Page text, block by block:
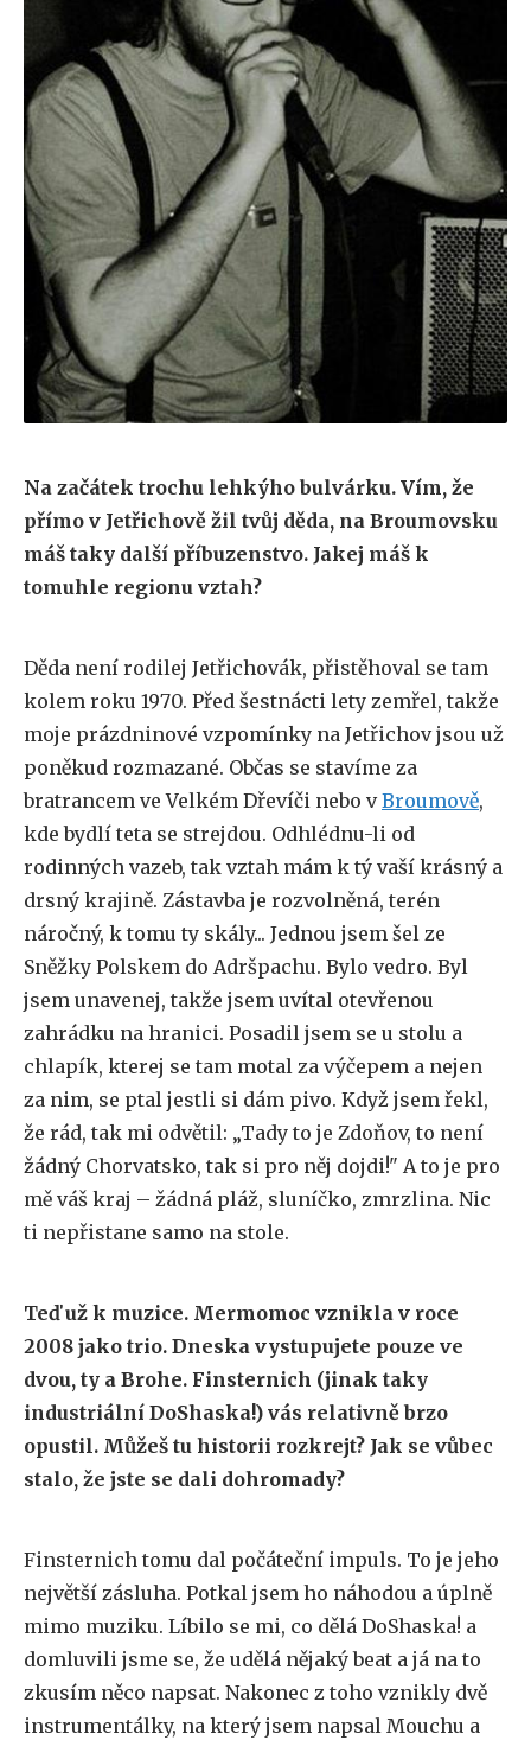
Na začátek trochu lehkýho bulvárku. Vím, že
přímo v Jetřichově žil tvůj děda, na Broumovsku
máš taky další příbuzenstvo. Jakej máš k
tomuhle regionu vztah?
Děda není rodilej Jetřichovák, přistěhoval se tam
kolem roku 1970. Před šestnácti lety zemřel, takže
moje prázdninové vzpomínky na Jetřichov jsou už
poněkud rozmazané. Občas se stavíme za
bratrancem ve Velkém Dřevíči nebo vBroumově,
kde bydlí teta se strejdou. Odhlédnu-li od
rodinných vazeb, tak vztah mám k tý vaší krásný a
drsný krajině. Zástavba je rozvolněná, terén
náročný, k tomu ty skály... Jednou jsem šel ze
Sněžky Polskem do Adršpachu. Bylo vedro. Byl
jsem unavenej, takže jsem uvítal otevřenou
zahrádku na hranici. Posadil jsem se u stolu a
chlapík, kterej se tam motal za výčepem a nejen
za nim, se ptal jestli si dám pivo. Když jsem řekl,
že rád, tak mi odvětil: „Tady to je Zdoňov, to není
žádný Chorvatsko, tak si pro něj dojdi!" A to je pro
mě váš kraj – žádná pláž, sluníčko, zmrzlina. Nic
ti nepřistane samo na stole.
Teď už k muzice. Mermomoc vznikla v roce
2008 jako trio. Dneska vystupujete pouze ve
dvou, ty a Brohe. Finsternich (jinak taky
industriální DoShaska!) vás relativně brzo
opustil. Můžeš tu historii rozkrejt? Jak se vůbec
stalo, že jste se dali dohromady?
Finsternich tomu dal počáteční impuls. To je jeho
největší zásluha. Potkal jsem ho náhodou a úplně
mimo muziku. Líbilo se mi, co dělá DoShaska! a
domluvili jsme se, že udělá nějaký beat a já na to
zkusím něco napsat. Nakonec z toho vznikly dvě
instrumentálky, na který jsem napsal Mouchu a